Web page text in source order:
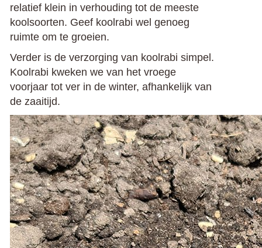
relatief klein in verhouding tot de meeste
koolsoorten. Geef koolrabi wel genoeg
ruimte om te groeien.
Verder is de verzorging van koolrabi simpel.
Koolrabi kweken we van het vroege
voorjaar tot ver in de winter, afhankelijk van
de zaaitijd.